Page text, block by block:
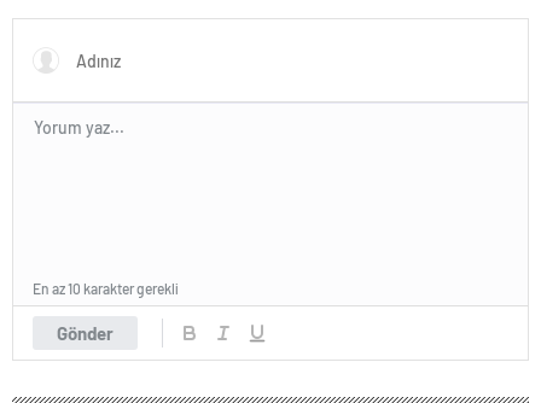
FESTİVALİ” HEYECANI
GAZİOSMANPAŞA’DA
YAŞANACAK
Gönder
En az 10 karakter gerekli